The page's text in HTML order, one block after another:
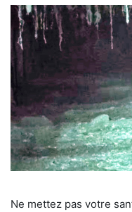
Ne mettez pas votre